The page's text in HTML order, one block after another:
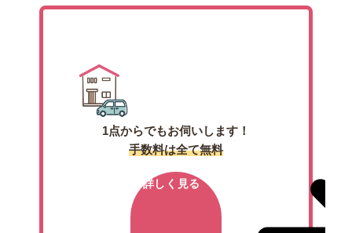
1点からでもお伺いします！
手数料は全て無料
詳しく見る